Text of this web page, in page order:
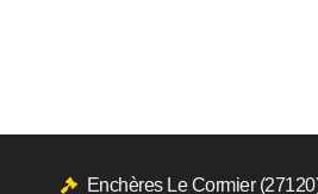
Enchères Le Cormier